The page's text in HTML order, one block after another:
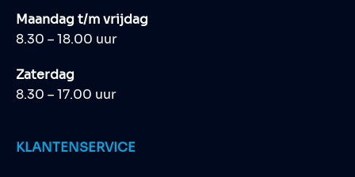
Maandag t/m vrijdag
8.30 – 18.00 uur
Zaterdag
8.30 – 17.00 uur
KLANTENSERVICE